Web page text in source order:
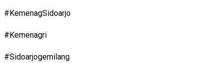
#KemenagSidoarjo
#Kemenagri
#Sidoarjogemilang